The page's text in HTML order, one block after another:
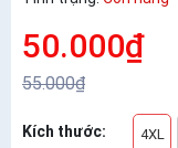
50.000₫
55.000₫
Kích thước: 4XL